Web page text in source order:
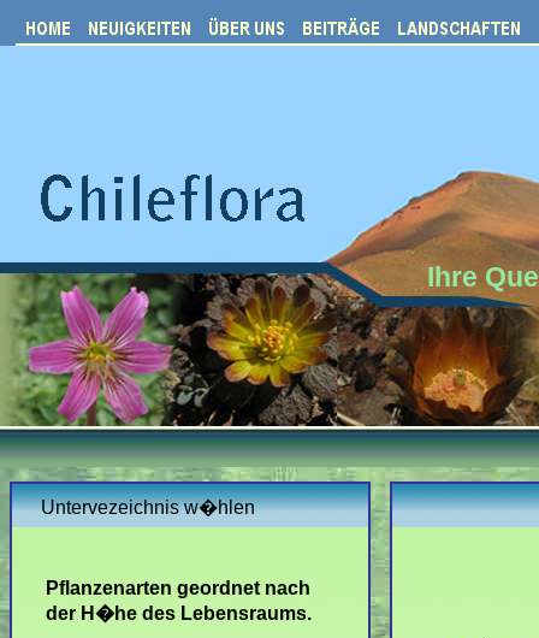
Ihre
Untervezeichnis w�hlen
Pflanzenarten geordnet nach
der H�he des Lebensraums.